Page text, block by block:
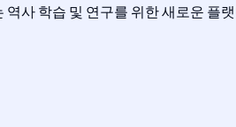
사 학습 및 연구를 위한 새로운